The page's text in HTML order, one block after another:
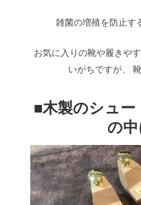
雑菌の増殖を防止す
お気に入りの靴や履きや
いがちですが、
■木製のシュー
の